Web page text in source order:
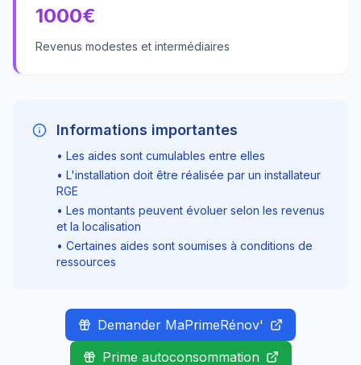
1000€
Revenus modestes et intermédiaires
Informations importantes
• Les aides sont cumulables entre elles
• L'installation doit être réalisée par un installateur
RGE
• Les montants peuvent évoluer selon les revenus
et la localisation
• Certaines aides sont soumises à conditions de
ressources
Demander MaPrimeRénov'
Prime autoconsommation